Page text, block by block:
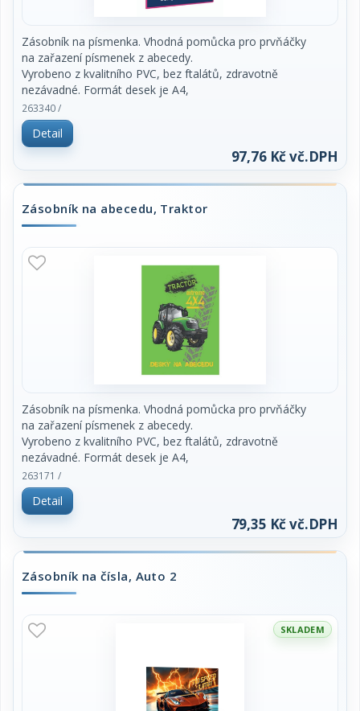
Zásobník na písmenka. Vhodná pomůcka pro prvňáčky
na zařazení písmenek z abecedy.
Vyrobeno z kvalitního PVC, bez ftalátů, zdravotně
nezávadné. Formát desek je A4,
lehce omyvatelný. Rozměr 22 x 31,5 cm.
263340 /
Detail
97,76 Kč vč.DPH
Zásobník na abecedu, Traktor
Zásobník na písmenka. Vhodná pomůcka pro prvňáčky
na zařazení písmenek z abecedy.
Vyrobeno z kvalitního PVC, bez ftalátů, zdravotně
nezávadné. Formát desek je A4,
lehce omyvatelný. Rozměr 22 x 31,5 cm.
263171 /
Detail
79,35 Kč vč.DPH
Zásobník na čísla, Auto 2
SKLADEM